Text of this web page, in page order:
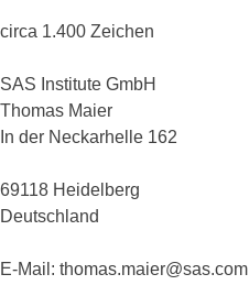
circa 1.400 Zeichen
SAS Institute GmbH
Thomas Maier
In der Neckarhelle 162
69118 Heidelberg
Deutschland
E-Mail: thomas.maier@sas.com